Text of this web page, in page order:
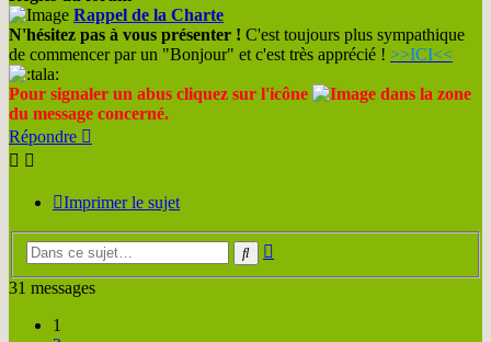
Rappel de la Charte
N'hésitez pas à vous présenter ! C'est toujours plus sympathique
de commencer par un "Bonjour" et c'est très apprécié ! >>ICI<<
Pour signaler un abus cliquez sur l'icône
dans la zone
du message concerné.
Répondre
Imprimer le sujet
Rechercher
31 messages
1